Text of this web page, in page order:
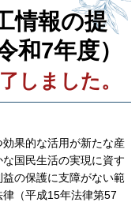
情報の提
和7年度）
しました。
果的な活用が新たな産
国民生活の実現に資す
の保護に支障がない範
（平成15年法律第57